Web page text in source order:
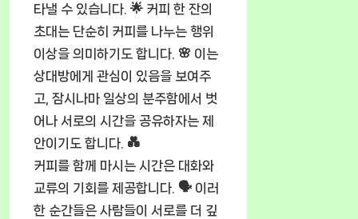
타낼 수 있습니다. 🌟 커피 한 잔의
초대는 단순히 커피를 나누는 행위
이상을 의미하기도 합니다. 🌸 이는
상대방에게 관심이 있음을 보여주
고, 잠시나마 일상의 분주함에서 벗
어나 서로의 시간을 공유하자는 제
안이기도 합니다. 💑
커피를 함께 마시는 시간은 대화와
교류의 기회를 제공합니다. 🗣️ 이러
한 순간들은 사람들이 서로를 더 깊